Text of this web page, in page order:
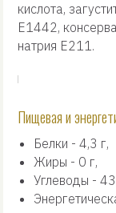
кислота,
Е1442,
натрия Е211.
Пищевая и
Белки - 4,3 г,
Жиры - 0 г,
Углеводы -